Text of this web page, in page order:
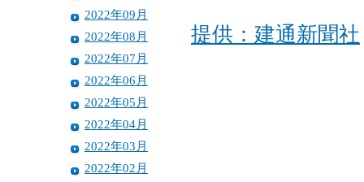
2022年09月
2022年08月
2022年07月
2022年06月
2022年05月
2022年04月
2022年03月
2022年02月
提供：建通新聞社